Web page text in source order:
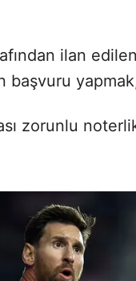
ilan
başvuru
zorunlu